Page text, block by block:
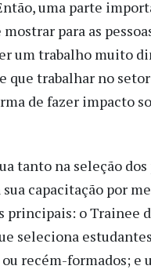
uma parte
para as
um trabalho muito
que trabalhar no
de fazer impacto
tanto na seleção
capacitação por
principais: o Trainee
seleciona
recém-formados; e